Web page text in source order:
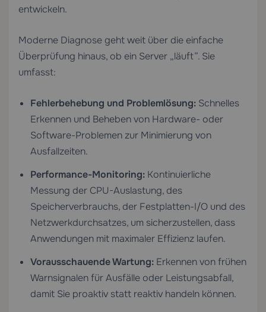
entwickeln.
Moderne Diagnose geht weit über die einfache
Überprüfung hinaus, ob ein Server „läuft”. Sie
umfasst:
Fehlerbehebung und Problemlösung: Schnelles
Erkennen und Beheben von Hardware- oder
Software-Problemen zur Minimierung von
Ausfallzeiten.
Performance-Monitoring: Kontinuierliche
Messung der CPU-Auslastung, des
Speicherverbrauchs, der Festplatten-I/O und des
Netzwerkdurchsatzes, um sicherzustellen, dass
Anwendungen mit maximaler Effizienz laufen.
Vorausschauende Wartung: Erkennen von frühen
Warnsignalen für Ausfälle oder Leistungsabfall,
damit Sie proaktiv statt reaktiv handeln können.